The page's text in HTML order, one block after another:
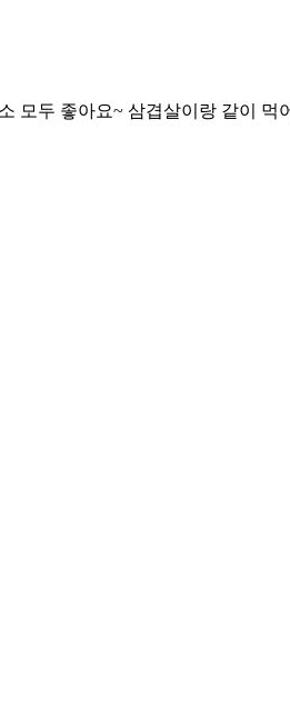
모두 좋아요~ 삼겹살이랑 같이 먹